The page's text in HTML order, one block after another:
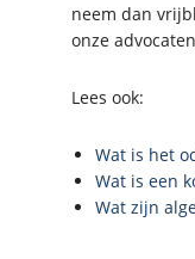
neem dan
onze
Lees ook:
Wat is het
Wat is een
Wat zijn